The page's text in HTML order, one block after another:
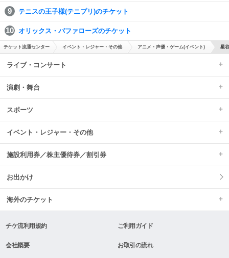
テニスの王子様(テニプリ)のチケット
オリックス・バファローズのチケット
チケット流通センター イベント・レジャー・その他 アニメ・声優・ゲーム(イベント) 星
ライブ・コンサート
演劇・舞台
スポーツ
イベント・レジャー・その他
施設利用券／株主優待券／割引券
お出かけ
海外のチケット
チケ流利用規約 ご利用ガイド
会社概要 お取引の流れ